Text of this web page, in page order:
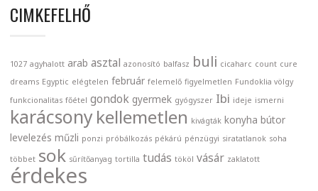
CIMKEFELHŐ
1027 agyhalott arab asztal azonosító balfasz buli cicaharc count cure
dreams Egyptic elégtelen február felemelő figyelmetlen Fundoklia völgy
funkcionalitas főétel gondok gyermek gyógyszer Ibi ideje ismerni
karácsonykellemetlen kivágták konyha bútor
levelezés műzli ponzi próbálkozás pékárú pénzügyi siratatlanok soha
többet sok sűrítőanyag tortilla tudás tököl vásár zaklatott
érdekes